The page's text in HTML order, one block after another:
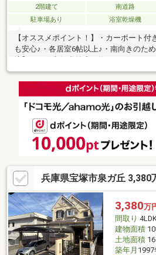
2階建て 南道路
駐車場あり
浴室乾燥機
【オススメポイント！】・カーポート
も安心♪・各居室6帖以上♪・南向きのた
ｍ・セブンイレブン宝塚山本西店 約
校 約650ｍ・宝塚市立長尾小学校 約
約102ｍ・東宝塚さとう病院 約733ｍ
ｍ・JA兵庫六甲宝塚長尾支店 約602
兵庫県宝塚市泉ガ丘 3,380
3,380万
間取り
建物面積
土地面積
築年月